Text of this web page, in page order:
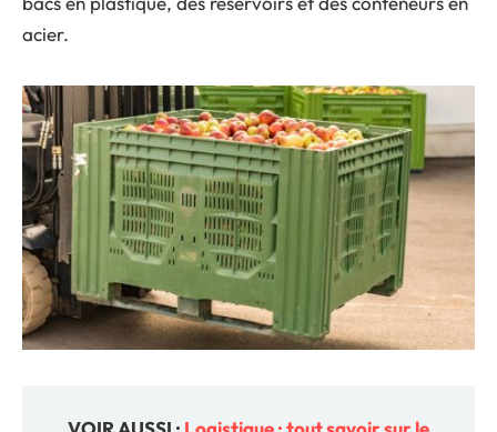
acier.